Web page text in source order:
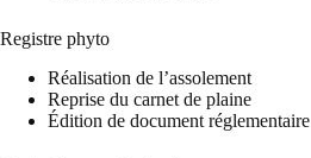
Registre phyto
Réalisation de l’assolement
Reprise du carnet de plaine
Édition de document réglementaire